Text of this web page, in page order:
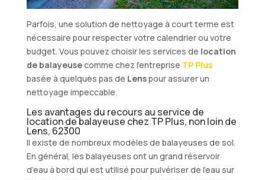
Parfois, une solution de nettoyage à court terme est
nécessaire pour respecter votre calendrier ou votre
budget. Vous pouvez choisir les services de location
de balayeusecomme chez l’entreprise TP Plus
basée à quelques pas de Lenspour assurer un
nettoyage impeccable.
Les avantages du recours au service de
location de balayeuse chez TP Plus, non loin de
Lens, 62300
Il existe de nombreux modèles de balayeuses de sol.
En général, les balayeuses ont un grand réservoir
d’eau à bord qui est utilisé pour pulvériser de l’eau sur